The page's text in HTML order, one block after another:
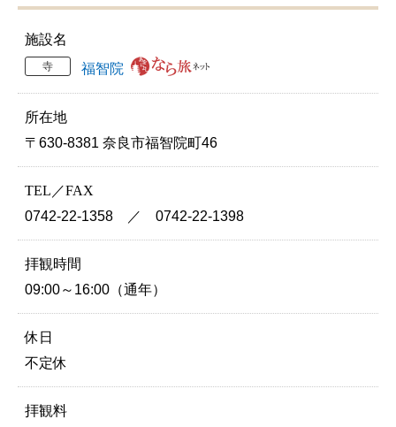
施設名
寺 福智院
所在地
〒630-8381 奈良市福智院町46
TEL／FAX
0742-22-1358 ／ 0742-22-1398
拝観時間
09:00～16:00（通年）
休日
不定休
拝観料